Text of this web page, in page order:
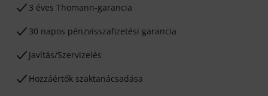
3 éves Thomann-garancia
30 napos pénzvisszafizetési garancia
Javítás/Szervizelés
Hozzáértők szaktanácsadása